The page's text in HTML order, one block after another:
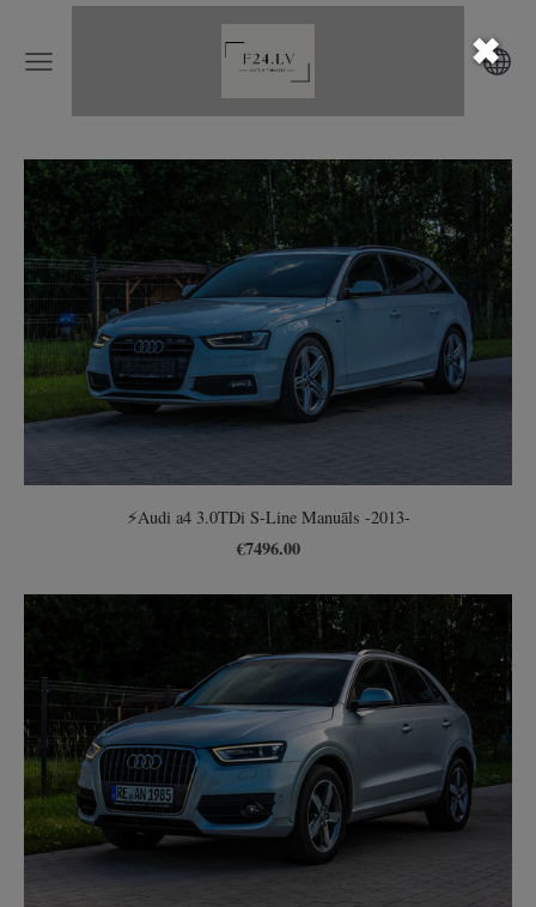
✖
⚡️Audi a4 3.0TDi S-Line Manuāls -2013-
€7496.00